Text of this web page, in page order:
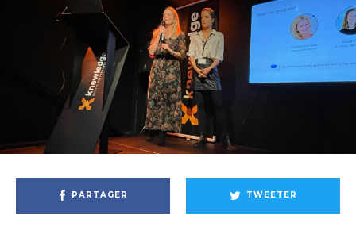
PARTAGER TWEETER